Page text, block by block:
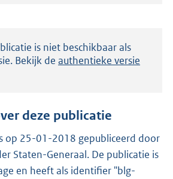
d
g
t
e
:
1
is niet beschikbaar als
Bekijk de authentieke versie
deze publicatie
op 25-01-2018 gepubliceerd door
Staten-Generaal. De publicatie is
en heeft als identifier "blg-